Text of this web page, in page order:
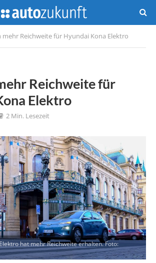
mehr Reichweite für Hyundai Kona Elektro
Reichweite für
Elektro
2 Min. Lesezeit
hat mehr Reichweite erhalten. Foto: